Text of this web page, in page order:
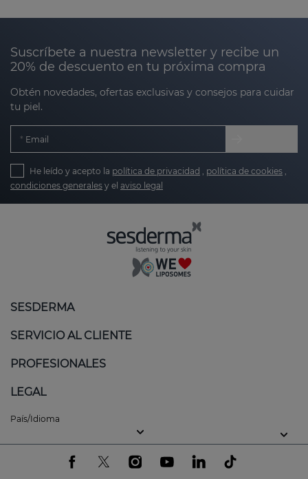
Suscríbete a nuestra newsletter y recibe un
20% de descuento en tu próxima compra
Obtén novedades, ofertas exclusivas y consejos para cuidar
tu piel.
Email
He leído y acepto la política de privacidad política de cookies
condiciones generales y el aviso legal
SESDERMA
SERVICIO AL CLIENTE
PROFESIONALES
LEGAL
País/Idioma